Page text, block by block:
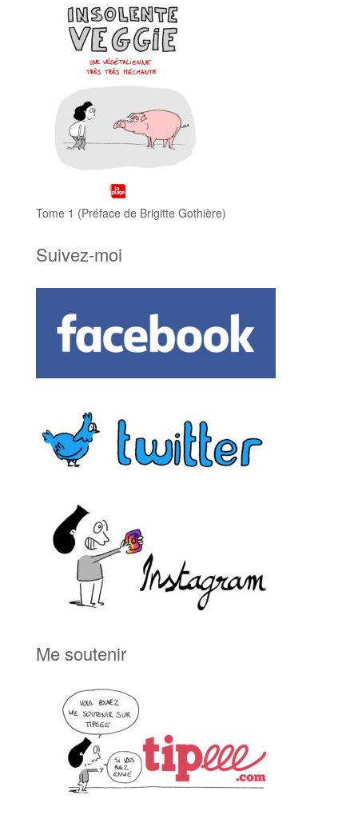
Tome 1 (Préface de Brigitte Gothière)
Suivez-moi
Me soutenir